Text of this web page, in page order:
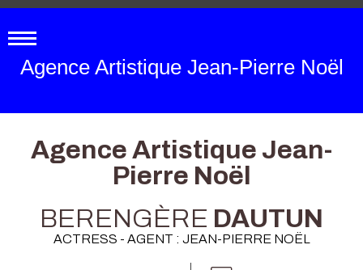
Agence Artistique Jean-Pierre Noël
Agence Artistique Jean-
Pierre Noël
BERENGÈRE DAUTUN
ACTRESS - AGENT : JEAN-PIERRE NOËL